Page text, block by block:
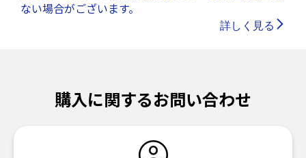
ない場合がございます。
詳しく見る
購入に関するお問い合わせ